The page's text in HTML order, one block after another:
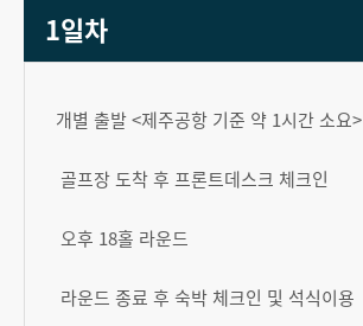
1일차
개별 출발 <제주공항 기준 약 1시간 소요>
골프장 도착 후 프론트데스크 체크인
오후 18홀 라운드
라운드 종료 후 숙박 체크인 및 석식이용